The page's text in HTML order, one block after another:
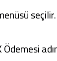
seçilir.